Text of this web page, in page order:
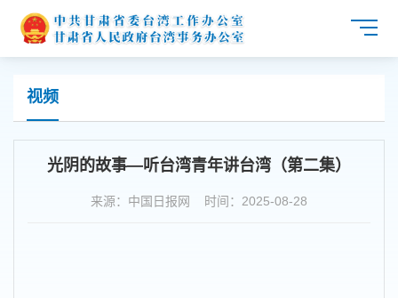
视频
光阴的故事—听台湾青年讲台湾（第二集）
来源：中国日报网 时间：2025-08-28